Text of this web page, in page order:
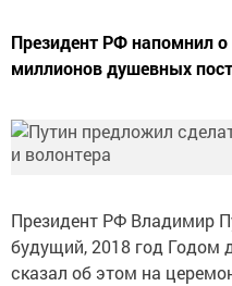
Президент РФ напомнил
миллионов душевных
Президент РФ Владимир
будущий, 2018 год Годом
сказал об этом на